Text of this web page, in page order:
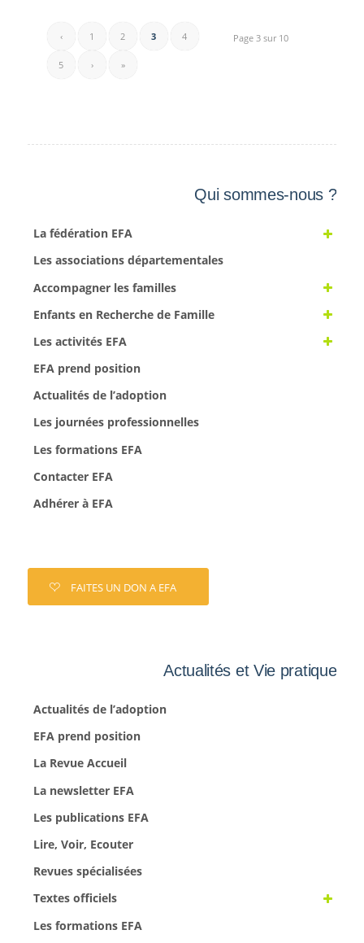
Page 3 sur 10
‹ 1 2 3 4
5 › »
Qui sommes-nous ?
La fédération EFA
Les associations départementales
Accompagner les familles
Enfants en Recherche de Famille
Les activités EFA
EFA prend position
Actualités de l’adoption
Les journées professionnelles
Les formations EFA
Contacter EFA
Adhérer à EFA
FAITES UN DON A EFA
Actualités et Vie pratique
Actualités de l’adoption
EFA prend position
La Revue Accueil
La newsletter EFA
Les publications EFA
Lire, Voir, Ecouter
Revues spécialisées
Textes officiels
Les formations EFA